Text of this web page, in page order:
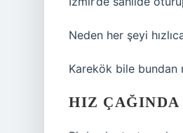
Neden her şeyi
Karekök bile bundan
HIZ